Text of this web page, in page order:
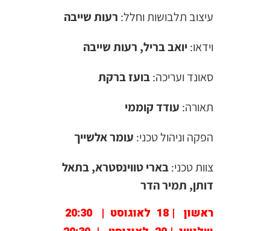
עיצוב תלבושות וחלל: רעות שייבה
וידאו: יואב בריל, רעות שייבה
סאונד ועריכה:בועז ברקת
תאורה: עודד קוממי
הפקה וניהול טכני: עומר אלשייך
צוות טכני:בארי טווינסטרא, בתאל
דותן, תמיר הדר
ראשון | 18 לאוגוסט | 20:30